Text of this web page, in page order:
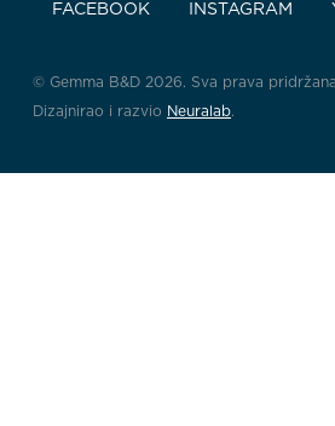
FACEBOOK INSTAGRAM
© Gemma B&D 2026. Sva prava
Dizajnirao i razvio Neuralab.